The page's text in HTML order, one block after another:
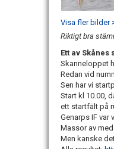
Visa fler bilder
Riktigt bra
Ett av
Skanneloppet
Redan vid
Sen har vi
Start kl 10.00,
ett startfält på
Genarps IF var
Massor av
Men kanske